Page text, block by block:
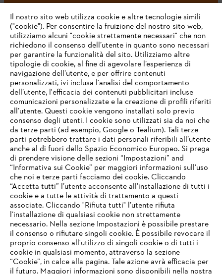
#STIHL
L’azienda
STIHL FAQ
Service
Termini e condizioni generali Privacy policy
Note legali Cookies Informazioni legali
IHR BROWSER WIRD NICHT
UNTERSTÜTZT
Sie nutzen einen Browser, den wir noch nicht unterstützen. Für
eine optimale Nutzung unserer Seite empfehlen wir Ihnen, zu
einem der folgenden Browser zu wechseln:
Il nostro sito web utilizza cookie e altre tecnologie simili
("cookie"). Per consentire la fruizione del nostro sito web,
utilizziamo alcuni "cookie strettamente necessari" che non
richiedono il consenso dell’utente in quanto sono necessari
per garantire la funzionalità del sito. Utilizziamo altre
tipologie di cookie, al fine di agevolare l’esperienza di
navigazione dell’utente, e per offrire contenuti
personalizzati, ivi inclusa l'analisi del comportamento
dell’utente, l'efficacia dei contenuti pubblicitari incluse
comunicazioni personalizzate e la creazione di profili riferiti
all’utente. Questi cookie vengono installati solo previo
consenso degli utenti. I cookie sono utilizzati sia da noi che
da terze parti (ad esempio, Google o Tealium). Tali terze
parti potrebbero trattare i dati personali riferibili all’utente
anche al di fuori dello Spazio Economico Europeo. Si prega
di prendere visione delle sezioni “Impostazioni” and
“Informativa sui Cookie” per maggiori informazioni sull’uso
che noi e terze parti facciamo dei cookie. Cliccando
“Accetta tutti” l’utente acconsente all’installazione di tutti i
cookie e a tutte le attività di trattamento a questi
associate. Cliccando "Rifiuta tutti" l’utente rifiuta
l’installazione di qualsiasi cookie non strettamente
necessario. Nella sezione Impostazioni è possibile prestare
il consenso o rifiutare singoli cookie. È possibile revocare il
proprio consenso all'utilizzo di singoli cookie o di tutti i
cookie in qualsiasi momento, attraverso la sezione
“Cookie”, in calce alla pagina. Tale azione avrà efficacia per
il futuro. Maggiori informazioni sono disponibili nella nostra